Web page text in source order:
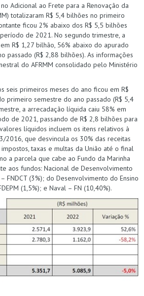
Adicional ao Frete para a Renovação da
totalizaram R$ 5,4 bilhões no primeiro
ficou 2% abaixo dos R$ 5,5 bilhões
de 2021. No segundo trimestre, a
R$ 1,27 bilhão, 56% abaixo do apurado
passado (R$ 2,88 bilhões). As informações
do AFRMM consolidado pelo Ministério
seis primeiros meses do ano ficou em R$
primeiro semestre do ano passado (R$ 5,4
a arrecadação líquida caiu 58% em
de 2021, passando de R$ 2,8 bilhões para
líquidos incluem os itens relativos à
2016, que desvincula os 30% das receitas
taxas e multas da União até o final
a parcela que cabe ao Fundo da Marinha
aos fundos: Nacional de Desenvolvimento
FNDCT (3%); do Desenvolvimento do Ensino
(1,5%); e Naval – FN (10,40%).